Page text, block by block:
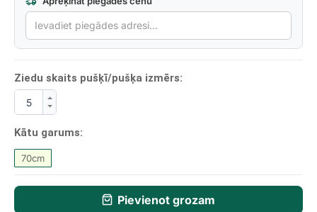
Ziedu skaits pušķī/pušķa izmērs:
Kātu garums:
70cm
Pievienot grozam